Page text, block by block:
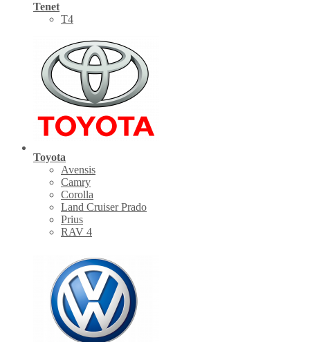
Tenet
Т4
Toyota
Avensis
Camry
Corolla
Land Cruiser Prado
Prius
RAV 4